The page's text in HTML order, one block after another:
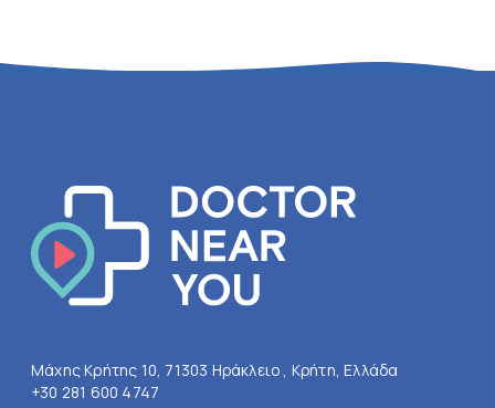
Μάχης Κρήτης 10, 71303 Ηράκλειο , Κρήτη, Ελλάδα
+30 281 600 4747